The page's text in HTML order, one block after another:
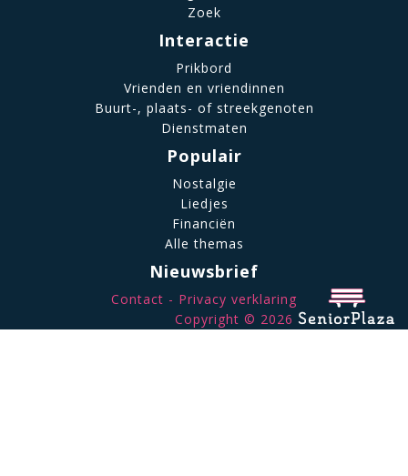
Zoek
Interactie
Prikbord
Vrienden en vriendinnen
Buurt-, plaats- of streekgenoten
Dienstmaten
Populair
Nostalgie
Liedjes
Financiën
Alle themas
Nieuwsbrief
Contact
Privacy verklaring
Copyright © 2026